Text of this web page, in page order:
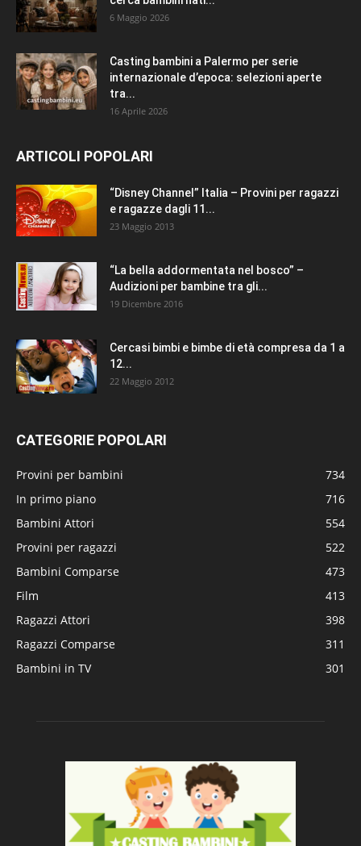
6 Maggio 2026
Casting bambini a Palermo per serie
internazionale d’epoca: selezioni aperte
tra...
16 Aprile 2026
ARTICOLI POPOLARI
“Disney Channel” Italia – Provini per ragazzi
e ragazze dagli 11...
23 Maggio 2013
“La bella addormentata nel bosco” –
Audizioni per bambine tra gli...
19 Dicembre 2016
Cercasi bimbi e bimbe di età compresa da 1 a
12...
22 Maggio 2012
CATEGORIE POPOLARI
Provini per bambini
734
In primo piano
716
Bambini Attori
554
Provini per ragazzi
522
Bambini Comparse
473
Film
413
Ragazzi Attori
398
Ragazzi Comparse
311
Bambini in TV
301